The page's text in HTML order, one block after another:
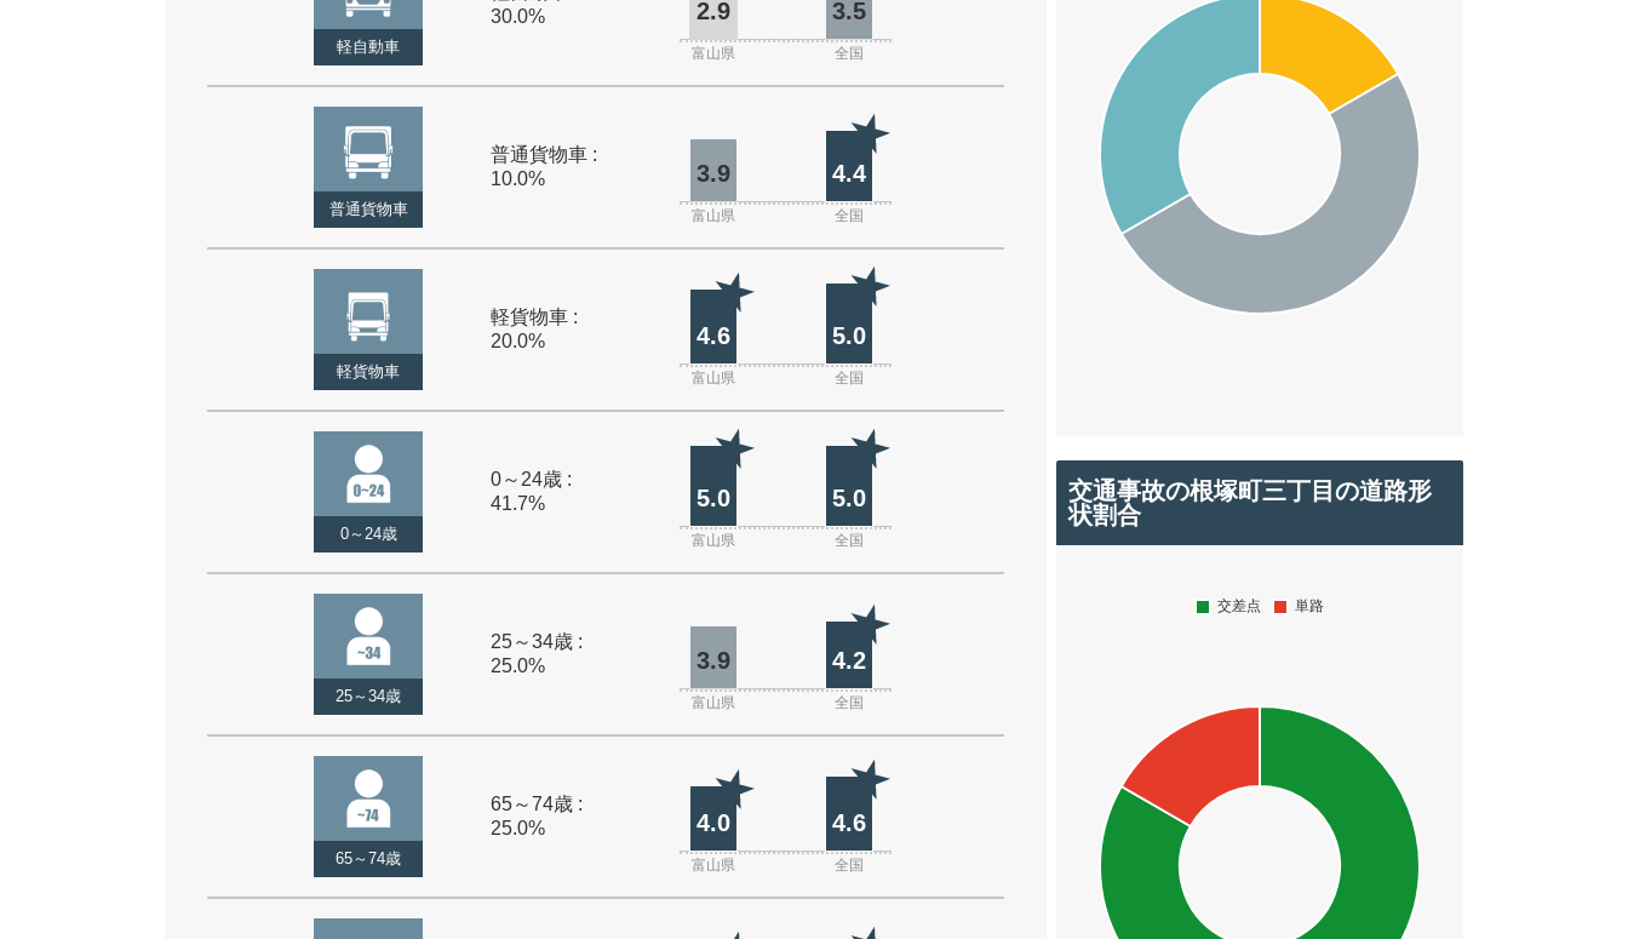
軽自動車
30.0%
2.9 3.5
富山県 全国
普通貨物車
普通貨物車 :
10.0%
3.9 4.4
富山県 全国
軽貨物車
軽貨物車 :
20.0%
4.6 5.0
富山県 全国
0～24歳
0～24歳 :
41.7%
5.0 5.0
富山県 全国
25～34歳
25～34歳 :
25.0%
3.9 4.2
富山県 全国
65～74歳
65～74歳 :
25.0%
4.0 4.6
富山県 全国
交通事故の根塚町三丁目の道路形
状割合